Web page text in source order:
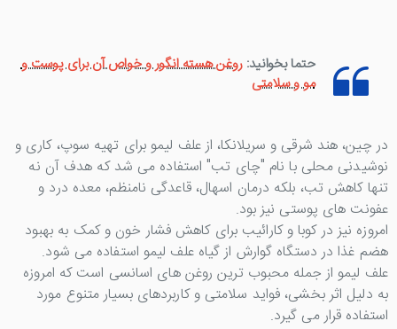
حتما بخوانید: روغن هسته انگور و خواص آن برای پوست و
مو و سلامتی
در چین، هند شرقی و سریلانکا، از علف لیمو برای تهیه سوپ، کاری و
نوشیدنی محلی با نام "چای تب" استفاده می شد که هدف آن نه
تنها کاهش تب، بلکه درمان اسهال، قاعدگی نامنظم، معده درد و
عفونت های پوستی نیز بود.
امروزه نیز در کوبا و کارائیب برای کاهش فشار خون و کمک به بهبود
هضم غذا در دستگاه گوارش از گیاه علف لیمو استفاده می شود.
علف لیمو از جمله محبوب ترین روغن های اسانسی است که امروزه
به دلیل اثر بخشی، فواید سلامتی و کاربردهای بسیار متنوع مورد
استفاده قرار می گیرد.